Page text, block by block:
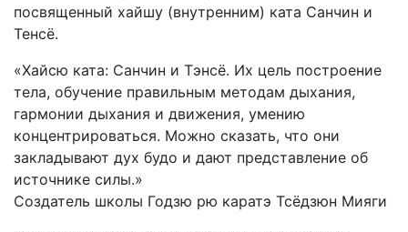
посвященный хайшу (внутренним) ката Санчин и
Тенсё.
«Хайсю ката: Санчин и Тэнсё. Их цель построение
тела, обучение правильным методам дыхания,
гармонии дыхания и движения, умению
концентрироваться. Можно сказать, что они
закладывают дух будо и дают представление об
источнике силы.»
Создатель школы Годзю рю каратэ Тсёдзюн Мияги